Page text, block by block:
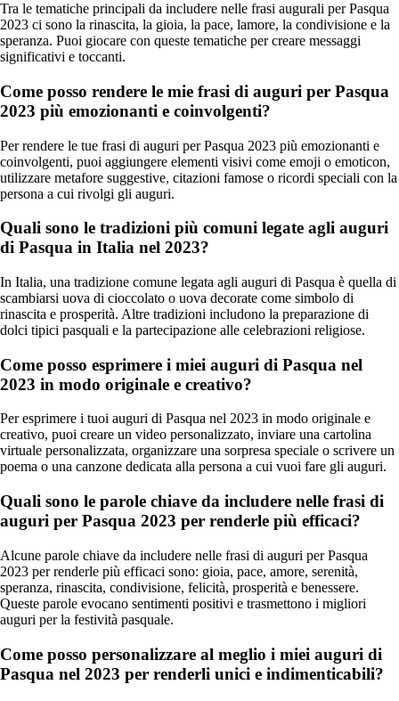
Tra le tematiche principali da includere nelle frasi augurali per Pasqua
2023 ci sono la rinascita, la gioia, la pace, lamore, la condivisione e la
speranza. Puoi giocare con queste tematiche per creare messaggi
significativi e toccanti.
Come posso rendere le mie frasi di auguri per Pasqua
2023 più emozionanti e coinvolgenti?
Per rendere le tue frasi di auguri per Pasqua 2023 più emozionanti e
coinvolgenti, puoi aggiungere elementi visivi come emoji o emoticon,
utilizzare metafore suggestive, citazioni famose o ricordi speciali con la
persona a cui rivolgi gli auguri.
Quali sono le tradizioni più comuni legate agli auguri
di Pasqua in Italia nel 2023?
In Italia, una tradizione comune legata agli auguri di Pasqua è quella di
scambiarsi uova di cioccolato o uova decorate come simbolo di
rinascita e prosperità. Altre tradizioni includono la preparazione di
dolci tipici pasquali e la partecipazione alle celebrazioni religiose.
Come posso esprimere i miei auguri di Pasqua nel
2023 in modo originale e creativo?
Per esprimere i tuoi auguri di Pasqua nel 2023 in modo originale e
creativo, puoi creare un video personalizzato, inviare una cartolina
virtuale personalizzata, organizzare una sorpresa speciale o scrivere un
poema o una canzone dedicata alla persona a cui vuoi fare gli auguri.
Quali sono le parole chiave da includere nelle frasi di
auguri per Pasqua 2023 per renderle più efficaci?
Alcune parole chiave da includere nelle frasi di auguri per Pasqua
2023 per renderle più efficaci sono: gioia, pace, amore, serenità,
speranza, rinascita, condivisione, felicità, prosperità e benessere.
Queste parole evocano sentimenti positivi e trasmettono i migliori
auguri per la festività pasquale.
Come posso personalizzare al meglio i miei auguri di
Pasqua nel 2023 per renderli unici e indimenticabili?